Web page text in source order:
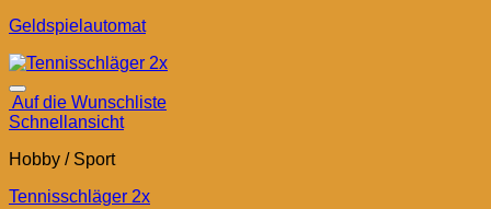
Geldspielautomat
Auf die Wunschliste
Schnellansicht
Hobby / Sport
Tennisschläger 2x